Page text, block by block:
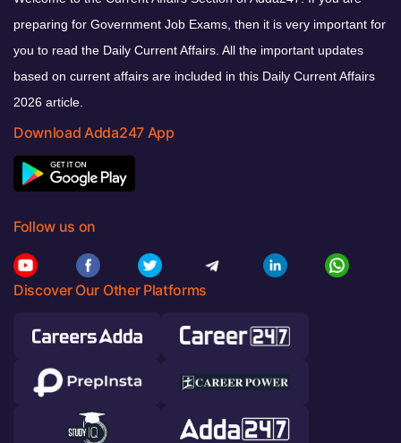
preparing for Government Job Exams, then it is very important for
you to read the Daily Current Affairs. All the important updates
based on current affairs are included in this Daily Current Affairs
2026 article.
Download Adda247 App
Follow us on
Discover Our Other Platforms